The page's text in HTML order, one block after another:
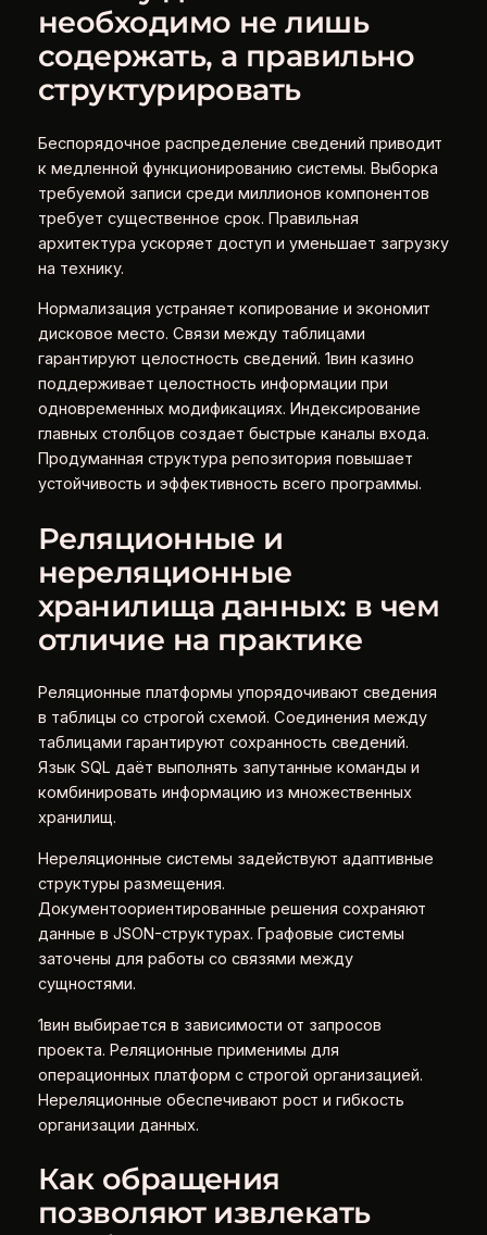
необходимо не лишь
содержать, а правильно
структурировать
Беспорядочное распределение сведений приводит
к медленной функционированию системы. Выборка
требуемой записи среди миллионов компонентов
требует существенное срок. Правильная
архитектура ускоряет доступ и уменьшает загрузку
на технику.
Нормализация устраняет копирование и экономит
дисковое место. Связи между таблицами
гарантируют целостность сведений. 1вин казино
поддерживает целостность информации при
одновременных модификациях. Индексирование
главных столбцов создает быстрые каналы входа.
Продуманная структура репозитория повышает
устойчивость и эффективность всего программы.
Реляционные и
нереляционные
хранилища данных: в чем
отличие на практике
Реляционные платформы упорядочивают сведения
в таблицы со строгой схемой. Соединения между
таблицами гарантируют сохранность сведений.
Язык SQL даёт выполнять запутанные команды и
комбинировать информацию из множественных
хранилищ.
Нереляционные системы задействуют адаптивные
структуры размещения.
Документоориентированные решения сохраняют
данные в JSON-структурах. Графовые системы
заточены для работы со связями между
сущностями.
1вин выбирается в зависимости от запросов
проекта. Реляционные применимы для
операционных платформ с строгой организацией.
Нереляционные обеспечивают рост и гибкость
организации данных.
Как обращения
позволяют извлекать